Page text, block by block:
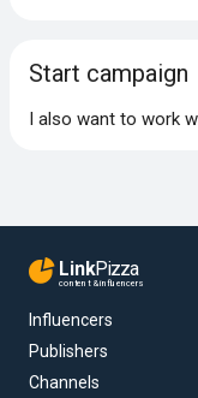
Start campaign
I also want to work
LinkPizza
content & influencers
Influencers
Publishers
Channels